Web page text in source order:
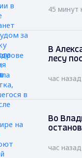
45 минут
В
лесу
час назад
Во
час назад